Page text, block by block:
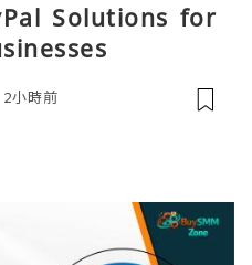
Solutions for
2小時前